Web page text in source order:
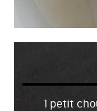
1 petit